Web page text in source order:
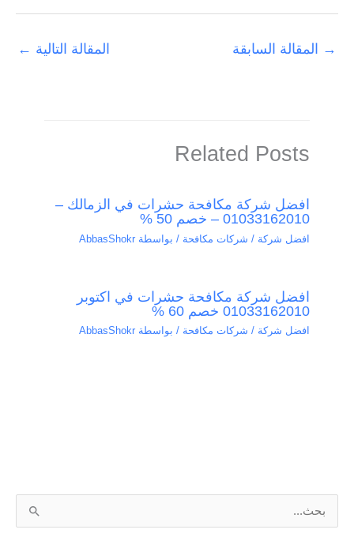
→ المقالة السابقة المقالة التالية ←
Related Posts
افضل شركة مكافحة حشرات في الزمالك –
01033162010 – خصم 50 %
افضل شركة / شركات مكافحة / بواسطة AbbasShokr
افضل شركة مكافحة حشرات في اكتوبر
01033162010 خصم 60 %
افضل شركة / شركات مكافحة / بواسطة AbbasShokr